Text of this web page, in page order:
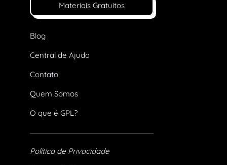
Materiais Gratuitos
Blog
Central de Ajuda
Contato
Quem Somos
O que é GPL?
Política de Privacidade